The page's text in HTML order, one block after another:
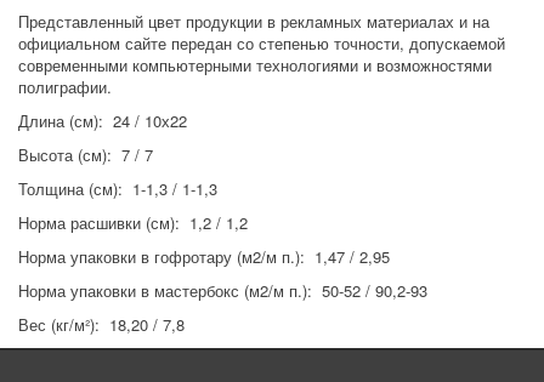
Представленный цвет продукции в рекламных материалах и на
официальном сайте передан со степенью точности, допускаемой
современными компьютерными технологиями и возможностями
полиграфии.
Длина (см):  24 / 10х22
Высота (см):  7 / 7
Толщина (см):  1-1,3 / 1-1,3
Норма расшивки (см):  1,2 / 1,2
Норма упаковки в гофротару (м2/м п.):  1,47 / 2,95
Норма упаковки в мастербокс (м2/м п.):  50-52 / 90,2-93
Вес (кг/м²):  18,20 / 7,8